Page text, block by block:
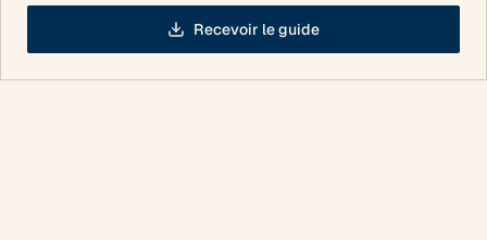
Recevoir le guide